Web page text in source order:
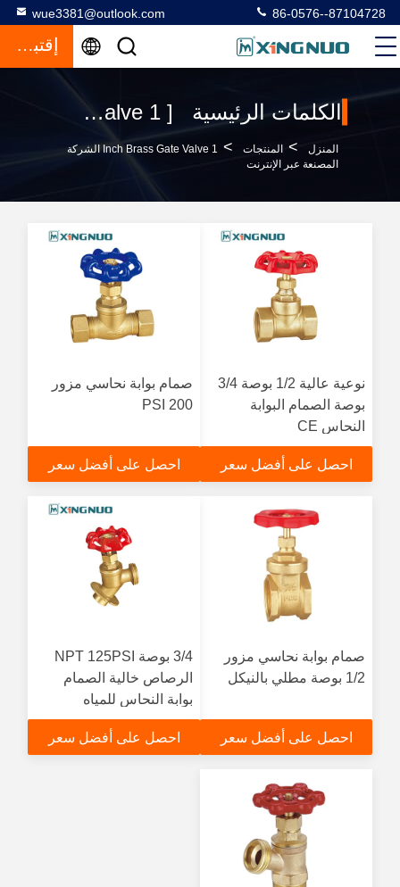
wue3381@outlook.com 86-0576--87104728
إقتباس
الكلمات الرئيسية [ 1 inch brass gate valve ] تطابق 5 المنتجات
المنزل > المنتجات >
1 Inch Brass Gate Valve الشركة
المصنعة عبر الإنترنت
نوعية عالية 1/2 بوصة 3/4
بوصة الصمام البوابة
النحاس CE
احصل على أفضل سعر
صمام بوابة نحاسي مزور
200 PSI
احصل على أفضل سعر
صمام بوابة نحاسي مزور
1/2 بوصة مطلي بالنيكل
احصل على أفضل سعر
3/4 بوصة NPT 125PSI
الرصاص خالية الصمام
بوابة النحاس للمياه
احصل على أفضل سعر